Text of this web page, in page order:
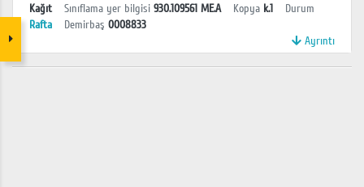
Kağıt
Sınıflama yer bilgisi 930.109561 ME.A Kopya k.1
Durum
Rafta
Demirbaş 0008833
Ayrıntı